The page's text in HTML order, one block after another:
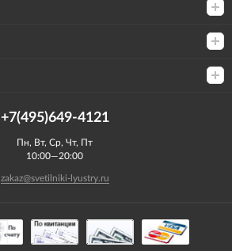
+7(495)649-4121
Пн, Вт, Ср, Чт, Пт
10:00—20:00
zakaz@svetilniki-lyustry.ru